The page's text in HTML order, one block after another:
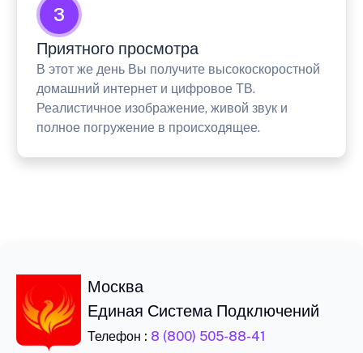
3
Приятного просмотра
В этот же день Вы получите высокоскоростной
домашний интернет и цифровое ТВ.
Реалистичное изображение, живой звук и
полное погружение в происходящее.
Москва
Единая Система Подключений
Телефон : 8 (800) 505-88-41